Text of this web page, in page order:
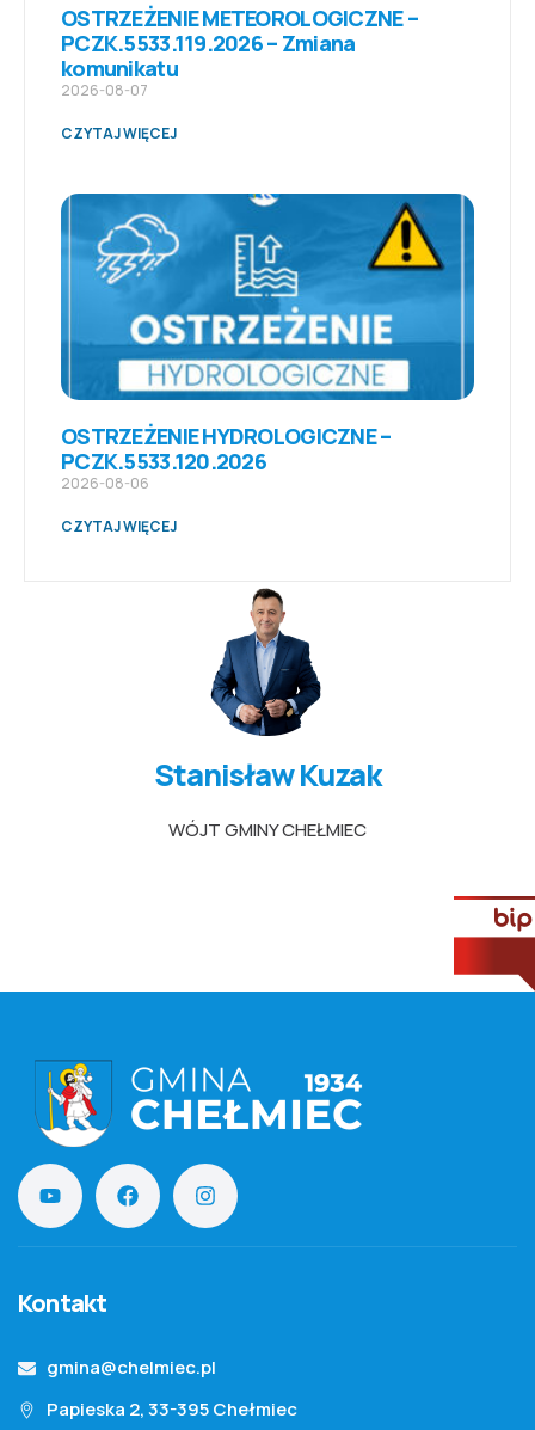
OSTRZEŻENIE METEOROLOGICZNE –
PCZK.5533.119.2026 – Zmiana
komunikatu
2026-08-07
CZYTAJ WIĘCEJ
OSTRZEŻENIE HYDROLOGICZNE –
PCZK.5533.120.2026
2026-08-06
CZYTAJ WIĘCEJ
Stanisław Kuzak
WÓJT GMINY CHEŁMIEC
Kontakt
gmina@chelmiec.pl
Papieska 2, 33-395 Chełmiec